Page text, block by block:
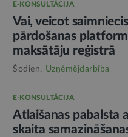
E-KONSULTĀCIJA
Vai, veicot
pārdošanas
maksātāju reģistrā
Šodien, Uzņēmējdarbība
E-KONSULTĀCIJA
Atlaišanas pabalsta
skaita